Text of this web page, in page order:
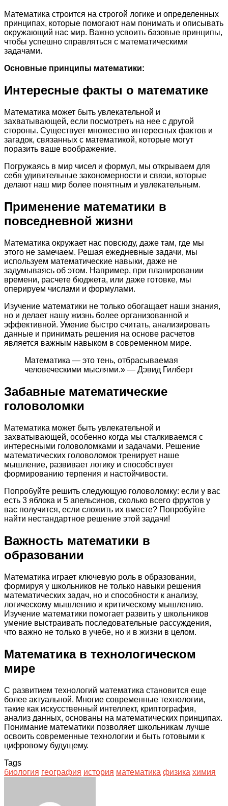
Математика строится на строгой логике и определенных
принципах, которые помогают нам понимать и описывать
окружающий нас мир. Важно усвоить базовые принципы,
чтобы успешно справляться с математическими
задачами.
Основные принципы математики:
Интересные факты о математике
Математика может быть увлекательной и
захватывающей, если посмотреть на нее с другой
стороны. Существует множество интересных фактов и
загадок, связанных с математикой, которые могут
поразить ваше воображение.
Погружаясь в мир чисел и формул, мы открываем для
себя удивительные закономерности и связи, которые
делают наш мир более понятным и увлекательным.
Применение математики в
повседневной жизни
Математика окружает нас повсюду, даже там, где мы
этого не замечаем. Решая ежедневные задачи, мы
используем математические навыки, даже не
задумываясь об этом. Например, при планировании
времени, расчете бюджета, или даже готовке, мы
оперируем числами и формулами.
Изучение математики не только обогащает наши знания,
но и делает нашу жизнь более организованной и
эффективной. Умение быстро считать, анализировать
данные и принимать решения на основе расчетов
является важным навыком в современном мире.
Математика — это тень, отбрасываемая
человеческими мыслями.» — Дэвид Гилберт
Забавные математические
головоломки
Математика может быть увлекательной и
захватывающей, особенно когда мы сталкиваемся с
интересными головоломками и задачами. Решение
математических головоломок тренирует наше
мышление, развивает логику и способствует
формированию терпения и настойчивости.
Попробуйте решить следующую головоломку: если у вас
есть 3 яблока и 5 апельсинов, сколько всего фруктов у
вас получится, если сложить их вместе? Попробуйте
найти нестандартное решение этой задачи!
Важность математики в
образовании
Математика играет ключевую роль в образовании,
формируя у школьников не только навыки решения
математических задач, но и способности к анализу,
логическому мышлению и критическому мышлению.
Изучение математики помогает развить у школьников
умение выстраивать последовательные рассуждения,
что важно не только в учебе, но и в жизни в целом.
Математика в технологическом
мире
С развитием технологий математика становится еще
более актуальной. Многие современные технологии,
такие как искусственный интеллект, криптография,
анализ данных, основаны на математических принципах.
Понимание математики позволяет школьникам лучше
освоить современные технологии и быть готовыми к
цифровому будущему.
Tags
биология география история математика физика химия